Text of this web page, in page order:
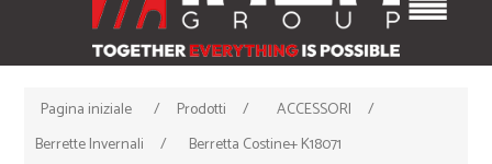
Pagina iniziale / Prodotti / ACCESSORI
/
Berrette Invernali
/ Berretta Costine+ K18071